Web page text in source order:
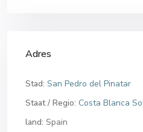
Adres
Stad: San Pedro del Pinatar
Staat / Regio: Costa Blanca
land: Spain